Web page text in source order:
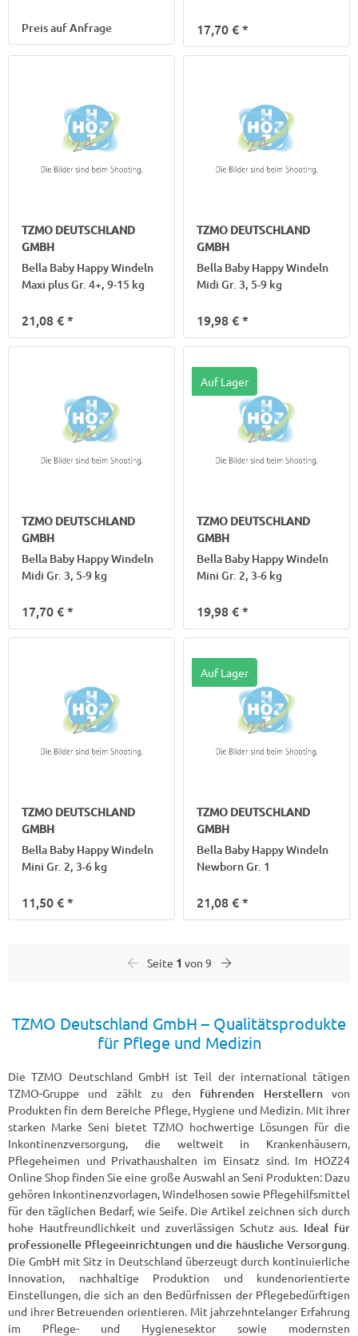
Preis auf Anfrage 17,70 €*
TZMO DEUTSCHLAND
GMBH
Bella Baby Happy Windeln
Maxi plus Gr. 4+, 9-15 kg
21,08 €*
TZMO DEUTSCHLAND
GMBH
Bella Baby Happy Windeln
Midi Gr. 3, 5-9 kg
19,98 €*
TZMO DEUTSCHLAND
GMBH
Bella Baby Happy Windeln
Midi Gr. 3, 5-9 kg
17,70 €*
Auf Lager
TZMO DEUTSCHLAND
GMBH
Bella Baby Happy Windeln
Mini Gr. 2, 3-6 kg
19,98 €*
TZMO DEUTSCHLAND
GMBH
Bella Baby Happy Windeln
Mini Gr. 2, 3-6 kg
11,50 €*
Auf Lager
TZMO DEUTSCHLAND
GMBH
Bella Baby Happy Windeln
Newborn Gr. 1
21,08 €*
Seite 1 von 9
TZMO Deutschland GmbH – Qualitätsprodukte
für Pflege und Medizin
Die TZMO Deutschland GmbH ist Teil der international tätigen
TZMO-Gruppe und zählt zu den führenden Herstellern von
Produkten fin dem Bereiche Pflege, Hygiene und Medizin. Mit ihrer
starken Marke Seni bietet TZMO hochwertige Lösungen für die
Inkontinenzversorgung, die weltweit in Krankenhäusern,
Pflegeheimen und Privathaushalten im Einsatz sind. Im HOZ24
Online Shop finden Sie eine große Auswahl an Seni Produkten: Dazu
gehören Inkontinenzvorlagen, Windelhosen sowie Pflegehilfsmittel
für den täglichen Bedarf, wie Seife. Die Artikel zeichnen sich durch
hohe Hautfreundlichkeit und zuverlässigen Schutz aus. Ideal für
professionelle Pflegeeinrichtungen und die häusliche Versorgung.
Die GmbH mit Sitz in Deutschland überzeugt durch kontinuierliche
Innovation, nachhaltige Produktion und kundenorientierte
Einstellungen, die sich an den Bedürfnissen der Pflegebedürftigen
und ihrer Betreuenden orientieren. Mit jahrzehntelanger Erfahrung
im Pflege- und Hygienesektor sowie modernsten